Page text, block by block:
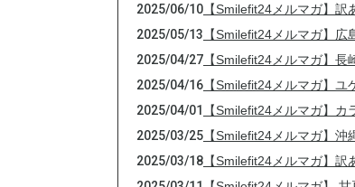
2025/06/10 【Smilefit24メルマガ】
2025/05/13 【Smilefit24メルマガ】
2025/04/27 【Smilefit24メルマガ】
2025/04/16 【Smilefit24メルマガ】
2025/04/01
【Smilefit24メルマガ】
2025/03/25 【Smilefit24メルマガ】
2025/03/18 【Smilefit24メルマガ】